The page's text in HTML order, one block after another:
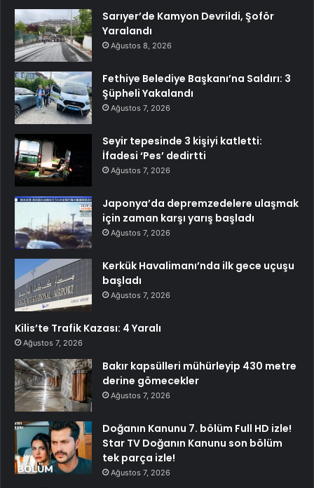
Sarıyer’de Kamyon Devrildi, Şoför
Yaralandı
Ağustos 8, 2026
Fethiye Belediye Başkanı’na Saldırı: 3
Şüpheli Yakalandı
Ağustos 7, 2026
Seyir tepesinde 3 kişiyi katletti:
İfadesi ‘Pes’ dedirtti
Ağustos 7, 2026
Japonya’da depremzedelere ulaşmak
için zaman karşı yarış başladı
Ağustos 7, 2026
Kerkük Havalimanı’nda ilk gece uçuşu
başladı
Ağustos 7, 2026
Kilis’te Trafik Kazası: 4 Yaralı
Ağustos 7, 2026
Bakır kapsülleri mühürleyip 430 metre
derine gömecekler
Ağustos 7, 2026
Doğanın Kanunu 7. bölüm Full HD izle!
Star TV Doğanın Kanunu son bölüm
tek parça izle!
Ağustos 7, 2026